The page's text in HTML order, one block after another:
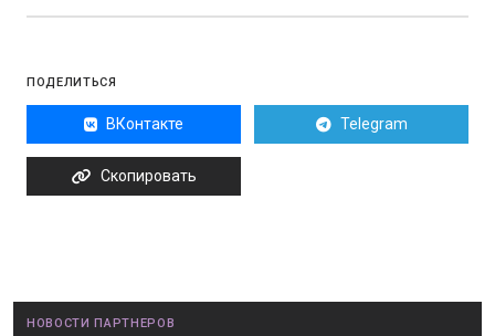
ПОДЕЛИТЬСЯ
ВКонтакте Telegram
Скопировать
НОВОСТИ ПАРТНЕРОВ